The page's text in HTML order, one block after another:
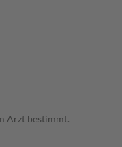
Arzt bestimmt.